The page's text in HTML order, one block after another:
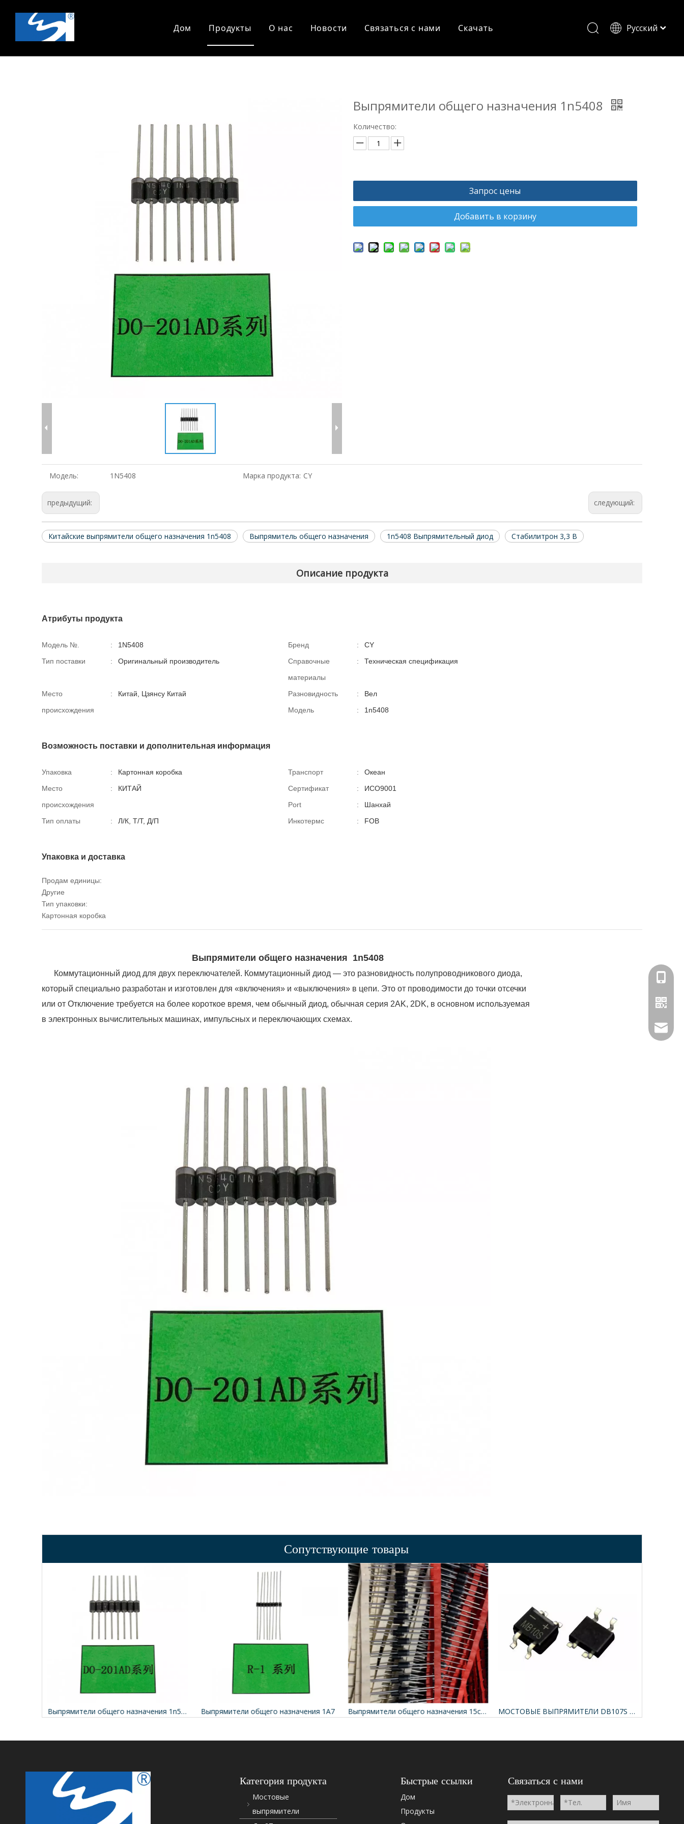
Дом Продукты О нас Новости Связаться с нами Скачать Pусский
Выпрямители общего назначения 1n5408
Количество:
Запрос цены
Добавить в корзину
Модель: 1N5408 Марка продукта: CY
предыдущий: следующий:
Китайские выпрямители общего назначения 1n5408 Выпрямитель общего назначения 1n5408 Выпрямительный диод Стабилитрон 3,3 В
Описание продукта
Атрибуты продукта
Модель №. : 1N5408 Бренд :
CY
Тип поставки
: Оригинальный производитель
Справочные
материалы
: Техническая спецификация
Место
происхождения
: Китай, Цзянсу Китай Разновидность :
Вел
Модель
: 1n5408
Возможность поставки и дополнительная информация
Упаковка : Картонная коробка Транспорт :
Океан
Место
происхождения
: КИТАЙ Сертификат :
ИСО9001
Port
:
Шанхай
Тип оплаты
: Л/К, Т/Т, Д/П Инкотермс : FOB
Упаковка и доставка
Продам единицы:
Другие
Тип упаковки:
Картонная коробка
Выпрямители общего назначения 1n5408
Коммутационный диод для двух переключателей. Коммутационный диод — это разновидность полупроводникового диода,
который специально разработан и изготовлен для «включения» и «выключения» в цепи. Это от проводимости до точки отсечки
или от Отключение требуется на более короткое время, чем обычный диод, обычная серия 2AK, 2DK, в основном используемая
в электронных вычислительных машинах, импульсных и переключающих схемах.
Сопутствующие товары
Выпрямители общего назначения 1n5404 Rectifier Diode Выпрямители общего назначения 1А7 Выпрямители общего назначения 15с10 МОСТОВЫЕ ВЫПРЯМИТЕЛИ DB107S 1000В
Категория продукта
Мостовые
выпрямители
180-
Быстрые ссылки
Дом
Продукты
Связаться с нами